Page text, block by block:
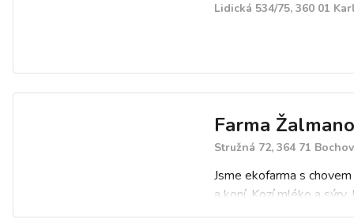
Lidická 534/75, 360 01
Farma
Stružná 72, 364 71 Bochov
Jsme ekofarma s
a koní. Kozí mléko a
chovná kůzlata. Faremní